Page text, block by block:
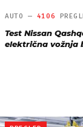
AUTO — 4106
Test Nissan
električna vožnja